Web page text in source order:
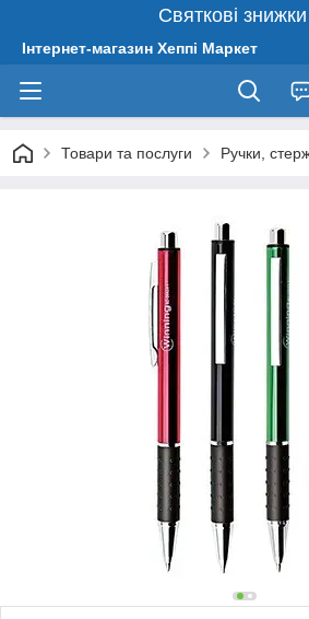
Святкові
Інтернет-магазин Хеппі Маркет
Товари та послуги Ручки,